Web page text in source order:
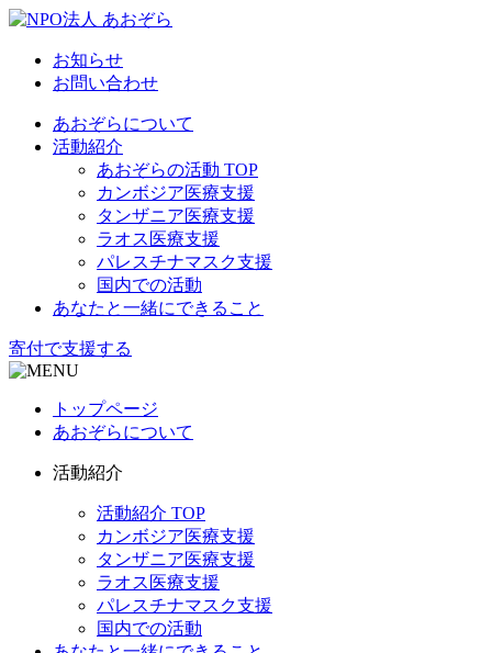
お知らせ
お問い合わせ
あおぞらについて
活動紹介
あおぞらの活動 TOP
カンボジア医療支援
タンザニア医療支援
ラオス医療支援
パレスチナマスク支援
国内での活動
あなたと一緒にできること
寄付で支援する
トップページ
あおぞらについて
活動紹介
活動紹介 TOP
カンボジア医療支援
タンザニア医療支援
ラオス医療支援
パレスチナマスク支援
国内での活動